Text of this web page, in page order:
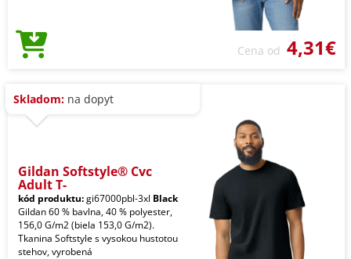
Cena od 4,31€
Skladom: na dopyt
Gildan Softstyle® Cvc
Adult T-
kód produktu:gi67000pbl-3xl Black
Gildan 60 % bavlna, 40 % polyester,
156,0 G/m2 (biela 153,0 G/m2).
Tkanina Softstyle s vysokou hustotou
stehov, vyrobená